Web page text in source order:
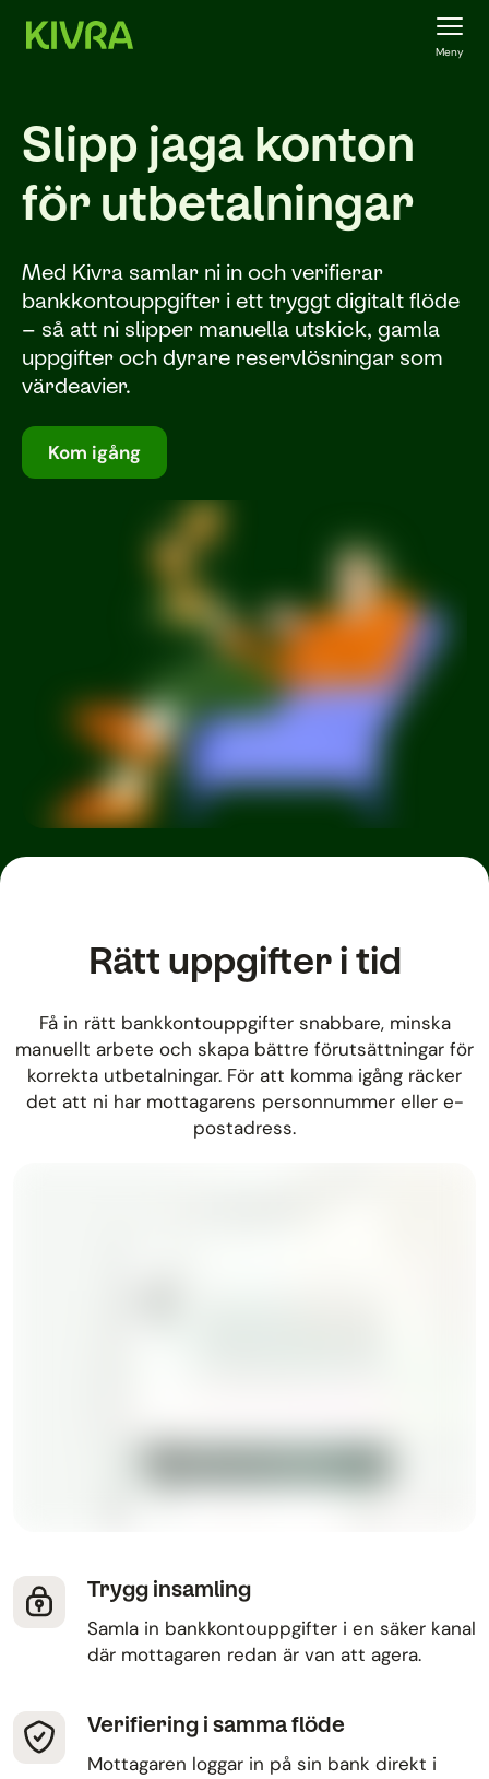
Meny
Slipp jaga konton
för utbetalningar
Med Kivra samlar ni in och verifierar
bankkontouppgifter i ett tryggt digitalt flöde
– så att ni slipper manuella utskick, gamla
uppgifter och dyrare reservlösningar som
värdeavier.
Kom igång
Rätt uppgifter i tid
Få in rätt bankkontouppgifter snabbare, minska
manuellt arbete och skapa bättre förutsättningar för
korrekta utbetalningar. För att komma igång räcker
det att ni har mottagarens personnummer eller e-
postadress.
Trygg insamling
Samla in bankkontouppgifter i en säker kanal
där mottagaren redan är van att agera.
Verifiering i samma flöde
Mottagaren loggar in på sin bank direkt i